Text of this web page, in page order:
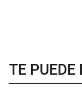
TE PUEDE